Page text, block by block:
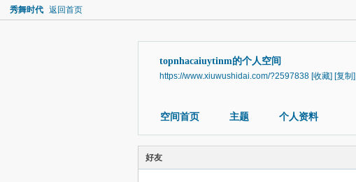
秀舞时代 返回首页
topnhacaiuytinm的个人空间
https://www.xiuwushidai.com/?2597838 [收藏] [复制]
空间首页 主题 个人资料
好友